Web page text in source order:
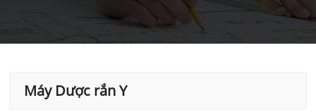
Máy Dược rắn Y